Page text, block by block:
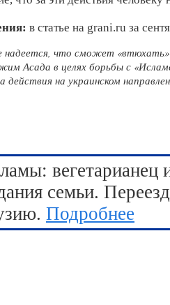
в статье на grani.ru за
надеется, что сможет
Асада в целях борьбы с
действия на украинском
вегетарианец
семьи.
Подробнее